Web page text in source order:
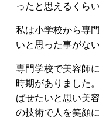
ったと思えるくら
私は小学校から専
いと思った事がな
専門学校で美容師
時期がありました
ばせたいと思い美
の技術で人を笑顔